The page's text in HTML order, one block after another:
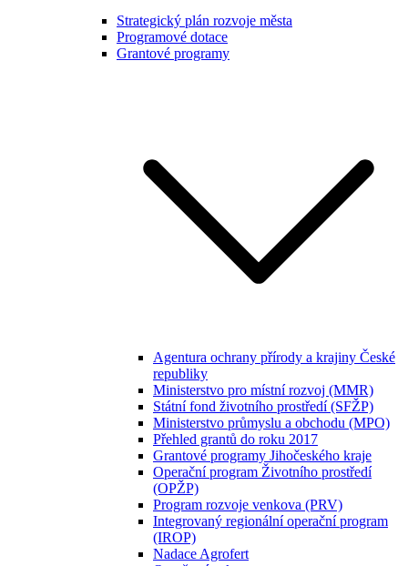
Strategický plán rozvoje města
Programové dotace
Grantové programy
Agentura ochrany přírody a krajiny České
republiky
Ministerstvo pro místní rozvoj (MMR)
Státní fond životního prostředí (SFŽP)
Ministerstvo průmyslu a obchodu (MPO)
Přehled grantů do roku 2017
Grantové programy Jihočeského kraje
Operační program Životního prostředí
(OPŽP)
Program rozvoje venkova (PRV)
Integrovaný regionální operační program
(IROP)
Nadace Agrofert